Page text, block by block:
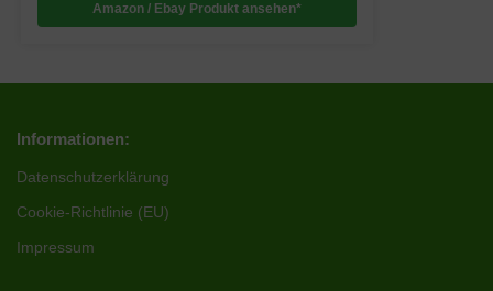
Amazon / Ebay Produkt ansehen*
Informationen:
Datenschutzerklärung
Cookie-Richtlinie (EU)
Impressum